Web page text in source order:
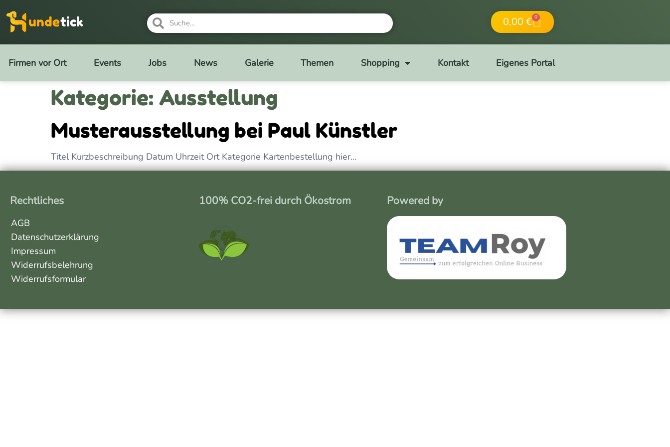
undetick 0,00€ 0
Firmen vor Ort Events Jobs News Galerie Themen Shopping Kontakt Eigenes Portal
Kategorie: Ausstellung
Musterausstellung bei Paul Künstler
Titel Kurzbeschreibung Datum Uhrzeit Ort Kategorie Kartenbestellung hier…
Rechtliches
AGB
Datenschutzerklärung
Impressum
Widerrufsbelehrung
Widerrufsformular
100% CO2-frei durch Ökostrom Powered by